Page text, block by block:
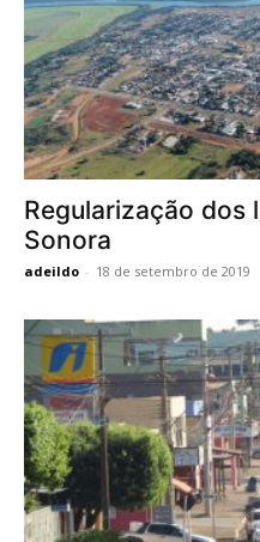
Regularização dos
Sonora
adeildo - 18 de setembro de 2019